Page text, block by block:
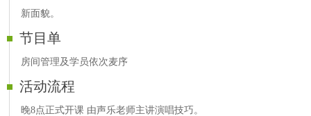
新面貌。
节目单
房间管理及学员依次麦序
活动流程
晚8点正式开课 由声乐老师主讲演唱技巧。